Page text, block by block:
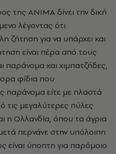
της ΑΝΙΜΑ δίνει την δική
λέγοντας ότι
ζήτηση για να υπάρχει και
είναι πέρα από τους
παράνομα και χιμπατζήδες,
φίδια που
παράνομα είτε με πλαστά
τις μεγαλύτερες πύλες
η Ολλανδία, όπου τα άγρια
περνάνε στην υπόλοιπη
ύποπτη για παρόμοιο